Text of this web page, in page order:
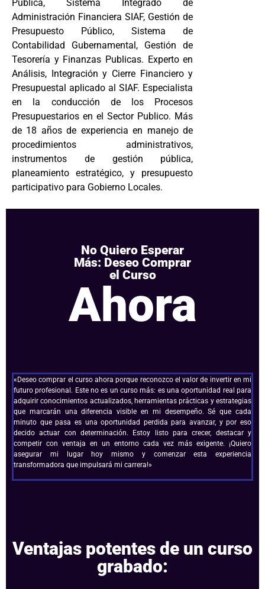
Pública, Sistema Integrado de
Administración Financiera SIAF, Gestión de
Presupuesto Público, Sistema de
Contabilidad Gubernamental, Gestión de
Tesorería y Finanzas Publicas. Experto en
Análisis, Integración y Cierre Financiero y
Presupuestal aplicado al SIAF. Especialista
en la conducción de los Procesos
Presupuestarios en el Sector Publico. Más
de 18 años de experiencia en manejo de
procedimientos administrativos,
instrumentos de gestión pública,
planeamiento estratégico, y presupuesto
participativo para Gobierno Locales.
No Quiero Esperar
Más: Deseo Comprar
el Curso
Ahora
«Deseo comprar el curso ahora porque reconozco el valor de invertir en mi
futuro profesional. Este no es un curso más: es una oportunidad real para
adquirir conocimientos actualizados, herramientas prácticas y estrategias
que marcarán una diferencia visible en mi desempeño. Sé que cada
minuto que pasa es una oportunidad perdida para avanzar, y por eso
decido actuar con determinación. Estoy listo para crecer, destacar y
competir con ventaja en un entorno cada vez más exigente. ¡Quiero
asegurar mi lugar hoy mismo y comenzar esta experiencia
transformadora que impulsará mi carrera!»
Ventajas potentes de un curso
grabado: